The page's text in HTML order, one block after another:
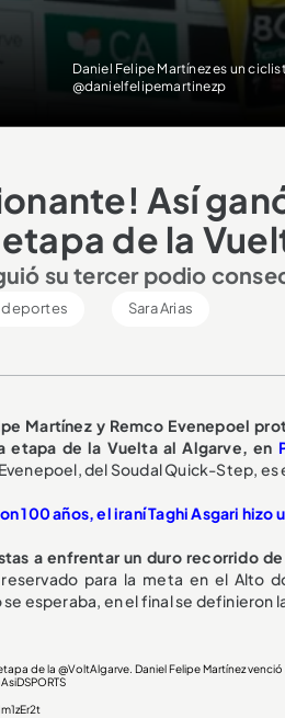
Daniel Felipe Martínez es un
@danielfelipemartinezp
Así
de la
su tercer podio
deportes Sara Arias
Martínez y Remco Evenepoel
de la Vuelta al Algarve, en
del Soudal Quick-Step, es
100 años, el iraní Taghi Asgari hizo
a enfrentar un duro recorrido
para la meta en el Alto
esperaba, en el final se definieron
de la @VoltAlgarve. Daniel Felipe Martínez